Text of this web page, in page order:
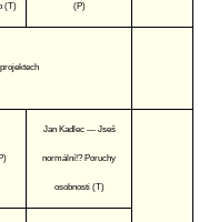
(T) (P)
Jan Kadlec — Jseš
normální!? Poruchy
osobnosti (T)